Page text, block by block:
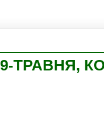
9-ТРАВНЯ,